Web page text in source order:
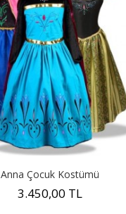
Anna Çocuk Kostümü
3.450,00 TL